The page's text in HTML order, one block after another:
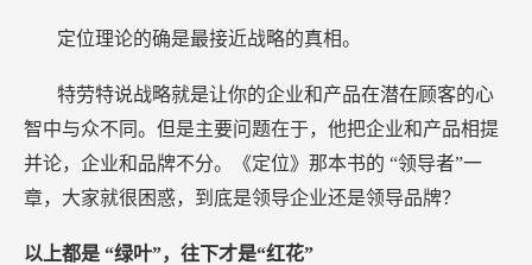
定位理论的确是最接近战略的真相。
特劳特说战略就是让你的企业和产品在潜在顾客的心
智中与众不同。但是主要问题在于，他把企业和产品相提
并论，企业和品牌不分。《定位》那本书的 “领导者”一
章，大家就很困惑，到底是领导企业还是领导品牌？
以上都是 “绿叶”，往下才是“红花”